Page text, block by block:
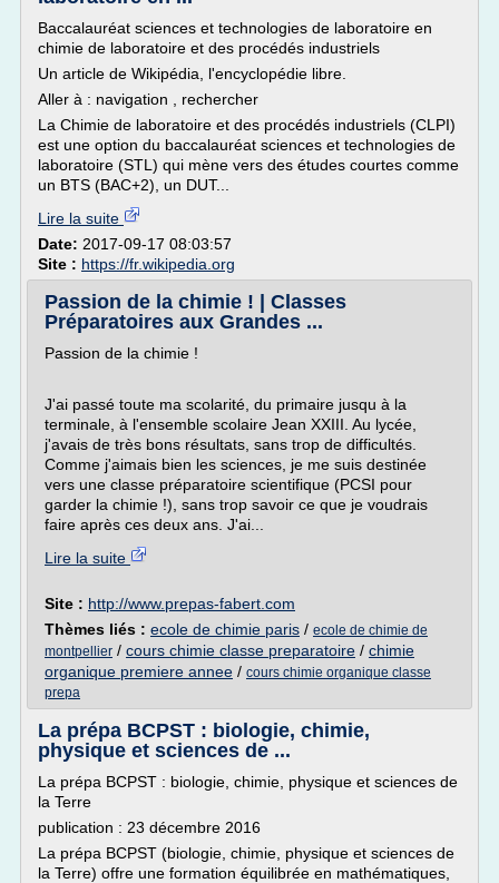
Baccalauréat sciences et technologies de laboratoire en
chimie de laboratoire et des procédés industriels
Un article de Wikipédia, l'encyclopédie libre.
Aller à : navigation , rechercher
La Chimie de laboratoire et des procédés industriels (CLPI)
est une option du baccalauréat sciences et technologies de
laboratoire (STL) qui mène vers des études courtes comme
un BTS (BAC+2), un DUT...
Lire la suite
Date: 2017-09-17 08:03:57
Site : https://fr.wikipedia.org
Passion de la chimie ! | Classes
Préparatoires aux Grandes ...
Passion de la chimie !
J'ai passé toute ma scolarité, du primaire jusqu à la
terminale, à l'ensemble scolaire Jean XXIII. Au lycée,
j'avais de très bons résultats, sans trop de difficultés.
Comme j'aimais bien les sciences, je me suis destinée
vers une classe préparatoire scientifique (PCSI pour
garder la chimie !), sans trop savoir ce que je voudrais
faire après ces deux ans. J'ai...
Lire la suite
Site : http://www.prepas-fabert.com
Thèmes liés : ecole de chimie paris / ecole de chimie de
montpellier / cours chimie classe preparatoire / chimie
organique premiere annee / cours chimie organique classe
prepa
La prépa BCPST : biologie, chimie,
physique et sciences de ...
La prépa BCPST : biologie, chimie, physique et sciences de
la Terre
publication : 23 décembre 2016
La prépa BCPST (biologie, chimie, physique et sciences de
la Terre) offre une formation équilibrée en mathématiques,